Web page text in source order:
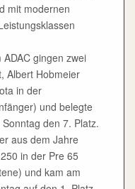
mit modernen
gingen zwei
Albert Hobmeier
in der
und belegte
den 7. Platz.
aus dem Jahre
in der Pre 65
und kam am